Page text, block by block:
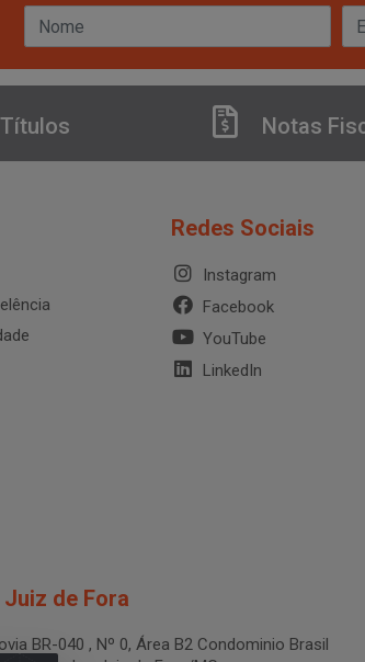
Títulos Notas
Redes Sociais
Instagram
Facebook
YouTube
LinkedIn
Juiz de Fora
BR-040 , Nº 0, Área B2 Condominio Brasil